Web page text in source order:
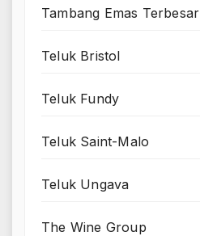
Tambang Emas Terbesar
Teluk Bristol
Teluk Fundy
Teluk Saint-Malo
Teluk Ungava
The Wine Group